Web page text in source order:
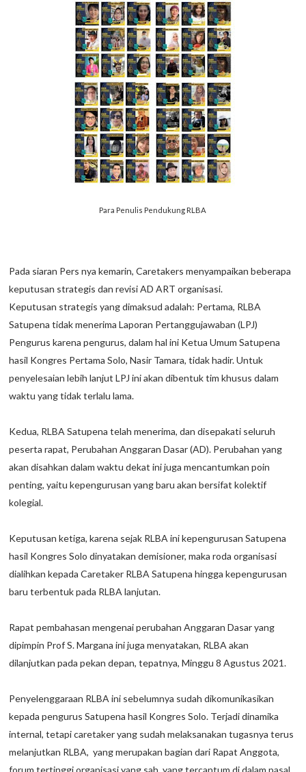
Para Penulis Pendukung RLBA
Pada siaran Pers nya kemarin, Caretakers menyampaikan beberapa
keputusan strategis dan revisi AD ART organisasi.
Keputusan strategis yang dimaksud adalah: Pertama, RLBA
Satupena tidak menerima Laporan Pertanggujawaban (LPJ)
Pengurus karena pengurus, dalam hal ini Ketua Umum Satupena
hasil Kongres Pertama Solo, Nasir Tamara, tidak hadir. Untuk
penyelesaian lebih lanjut LPJ ini akan dibentuk tim khusus dalam
waktu yang tidak terlalu lama.
Kedua, RLBA Satupena telah menerima, dan disepakati seluruh
peserta rapat, Perubahan Anggaran Dasar (AD). Perubahan yang
akan disahkan dalam waktu dekat ini juga mencantumkan poin
penting, yaitu kepengurusan yang baru akan bersifat kolektif
kolegial.
Keputusan ketiga, karena sejak RLBA ini kepengurusan Satupena
hasil Kongres Solo dinyatakan demisioner, maka roda organisasi
dialihkan kepada Caretaker RLBA Satupena hingga kepengurusan
baru terbentuk pada RLBA lanjutan.
Rapat pembahasan mengenai perubahan Anggaran Dasar yang
dipimpin Prof S. Margana ini juga menyatakan, RLBA akan
dilanjutkan pada pekan depan, tepatnya, Minggu 8 Agustus 2021.
Penyelenggaraan RLBA ini sebelumnya sudah dikomunikasikan
kepada pengurus Satupena hasil Kongres Solo. Terjadi dinamika
internal, tetapi caretaker yang sudah melaksanakan tugasnya terus
melanjutkan RLBA, yang merupakan bagian dari Rapat Anggota,
forum tertinggi organisasi yang sah, yang tercantum di dalam pasal